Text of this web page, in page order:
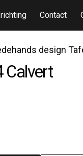
Contact
design
Calvert